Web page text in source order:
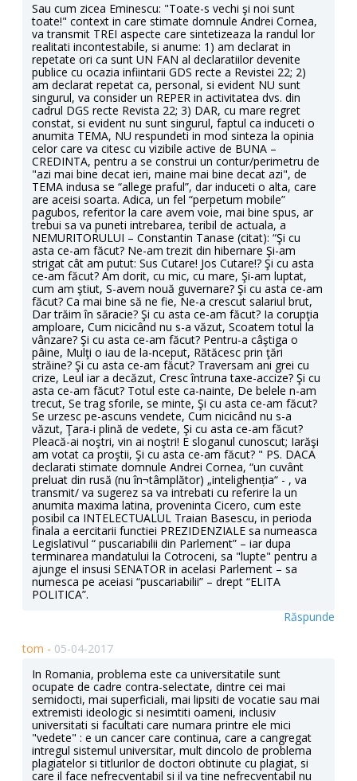
Sau cum zicea Eminescu: "Toate-s vechi şi noi sunt
toate!" context in care stimate domnule Andrei Cornea,
va transmit TREI aspecte care sintetizeaza la randul lor
realitati incontestabile, si anume: 1) am declarat in
repetate ori ca sunt UN FAN al declaratiilor devenite
publice cu ocazia infiintarii GDS recte a Revistei 22; 2)
am declarat repetat ca, personal, si evident NU sunt
singurul, va consider un REPER in activitatea dvs. din
cadrul DGS recte Revista 22; 3) DAR, cu mare regret
constat, si evident nu sunt singurul, faptul ca induceti o
anumita TEMA, NU respundeti in mod sinteza la opinia
celor care va citesc cu vizibile active de BUNA –
CREDINTA, pentru a se construi un contur/perimetru de
"azi mai bine decat ieri, maine mai bine decat azi", de
TEMA indusa se “allege praful”, dar induceti o alta, care
are aceisi soarta. Adica, un fel “perpetum mobile”
pagubos, referitor la care avem voie, mai bine spus, ar
trebui sa va puneti intrebarea, teribil de actuala, a
NEMURITORULUI – Constantin Tanase (citat): “Şi cu
asta ce-am făcut? Ne-am trezit din hibernare Şi-am
strigat cât am putut: Sus Cutare! Jos Cutare!? Şi cu asta
ce-am făcut? Am dorit, cu mic, cu mare, Şi-am luptat,
cum am ştiut, S-avem nouă guvernare? Şi cu asta ce-am
făcut? Ca mai bine să ne fie, Ne-a crescut salariul brut,
Dar trăim în săracie? Şi cu asta ce-am făcut? Ia corupţia
amploare, Cum nicicând nu s-a văzut, Scoatem totul la
vânzare? Şi cu asta ce-am făcut? Pentru-a câştiga o
pâine, Mulţi o iau de la-nceput, Rătăcesc prin ţări
străine? Şi cu asta ce-am făcut? Traversam ani grei cu
crize, Leul iar a decăzut, Cresc întruna taxe-accize? Şi cu
asta ce-am făcut? Totul este ca-nainte, De belele n-am
trecut, Se trag sforile, se minte, Şi cu asta ce-am făcut?
Se urzesc pe-ascuns vendete, Cum nicicând nu s-a
văzut, Ţara-i plină de vedete, Şi cu asta ce-am făcut?
Pleacă-ai noştri, vin ai noştri! E sloganul cunoscut; Iarăşi
am votat ca proştii, Şi cu asta ce-am făcut? " PS. DACA
declarati stimate domnule Andrei Cornea, “un cuvânt
preluat din rusă (nu în¬tâmplător) „intelighenția“ - , va
transmit/ va sugerez sa va intrebati cu referire la un
anumita maxima latina, proveninta Cicero, cum este
posibil ca INTELECTUALUL Traian Basescu, in perioda
finala a eercitarii functiei PREZIDENZIALE sa numeasca
Legislativul “ puscariabilii din Parlement” – iar dupa
terminarea mandatului la Cotroceni, sa "lupte" pentru a
ajunge el insusi SENATOR in acelasi Parlement – sa
numesca pe aceiasi “puscariabilii” – drept “ELITA
POLITICA”.
Răspunde
tom - 05-04-2017
In Romania, problema este ca universitatile sunt
ocupate de cadre contra-selectate, dintre cei mai
semidocti, mai superficiali, mai lipsiti de vocatie sau mai
extremisti ideologic si nesimtiti oameni, inclusiv
universitati si facultati care numara printre ele mici
"vedete" : e un cancer care continua, care a cangregat
intregul sistemul universitar, mult dincolo de problema
plagiatelor si titlurilor de doctori obtinute cu plagiat, si
care il face nefrecventabil si il va tine nefrecventabil nu